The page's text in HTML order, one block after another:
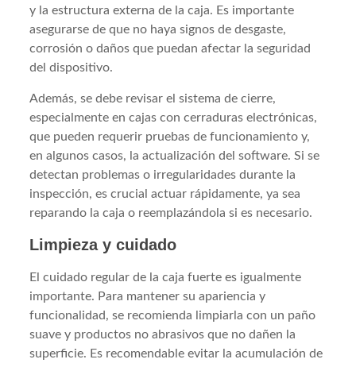
y la estructura externa de la caja. Es importante
asegurarse de que no haya signos de desgaste,
corrosión o daños que puedan afectar la seguridad
del dispositivo.
Además, se debe revisar el sistema de cierre,
especialmente en cajas con cerraduras electrónicas,
que pueden requerir pruebas de funcionamiento y,
en algunos casos, la actualización del software. Si se
detectan problemas o irregularidades durante la
inspección, es crucial actuar rápidamente, ya sea
reparando la caja o reemplazándola si es necesario.
Limpieza y cuidado
El cuidado regular de la caja fuerte es igualmente
importante. Para mantener su apariencia y
funcionalidad, se recomienda limpiarla con un paño
suave y productos no abrasivos que no dañen la
superficie. Es recomendable evitar la acumulación de